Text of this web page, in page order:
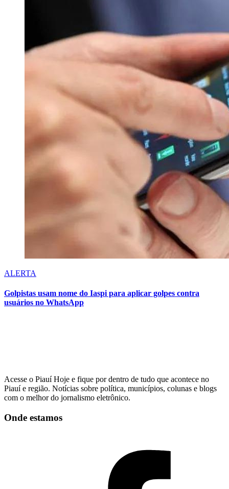
ALERTA
Golpistas usam nome do Iaspi para aplicar golpes contra
usuários no WhatsApp
Acesse o Piauí Hoje e fique por dentro de tudo que acontece no
Piauí e região. Notícias sobre política, municípios, colunas e blogs
com o melhor do jornalismo eletrônico.
Onde estamos